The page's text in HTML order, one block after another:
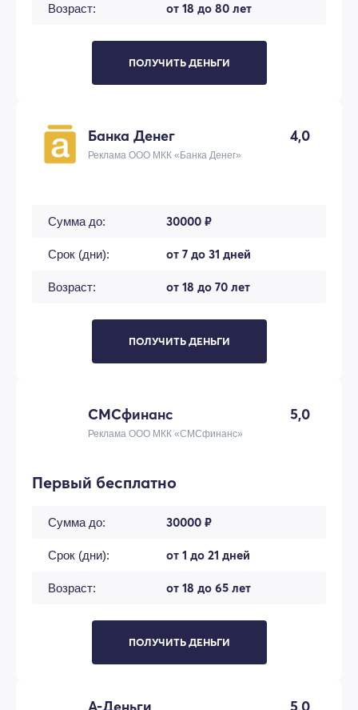
Возраст: от 18 до 80 лет
ПОЛУЧИТЬ ДЕНЬГИ
Банка Денег 4,0
Реклама ООО МКК «Банка Денег»
Сумма до: 30000 ₽
Срок (дни): от 7 до 31 дней
Возраст: от 18 до 70 лет
ПОЛУЧИТЬ ДЕНЬГИ
СМСфинанс 5,0
Реклама ООО МКК «СМСфинанс»
Первый бесплатно
Сумма до: 30000 ₽
Срок (дни): от 1 до 21 дней
Возраст: от 18 до 65 лет
ПОЛУЧИТЬ ДЕНЬГИ